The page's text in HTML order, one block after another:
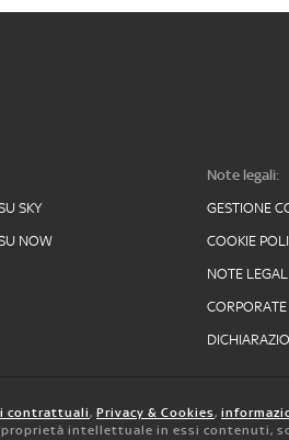
SKY
NOW
Note legali:
GESTIONE
COOKIE
NOTE LEGALI
CORPORATE
contrattuali, Privacy & Cookies,
intellettuale in essi contenuti,